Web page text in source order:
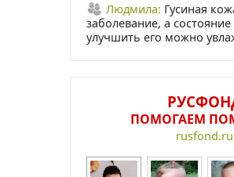
Людмила: Гусиная
заболевание, а
улучшить его можно
ПОМОГАЕМ
rusfond.ru